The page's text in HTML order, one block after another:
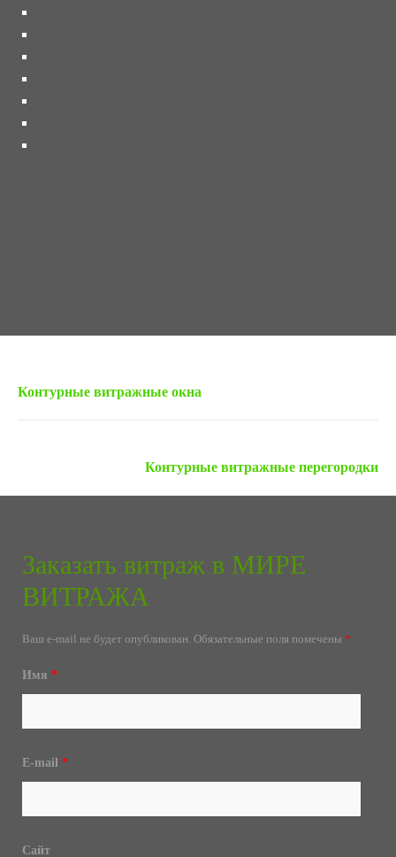
Контурные витражные окна
Контурные витражные перегородки
Заказать витраж в МИРЕ
ВИТРАЖА
Ваш e-mail не будет опубликован. Обязательные поля помечены *
Имя *
E-mail *
Сайт